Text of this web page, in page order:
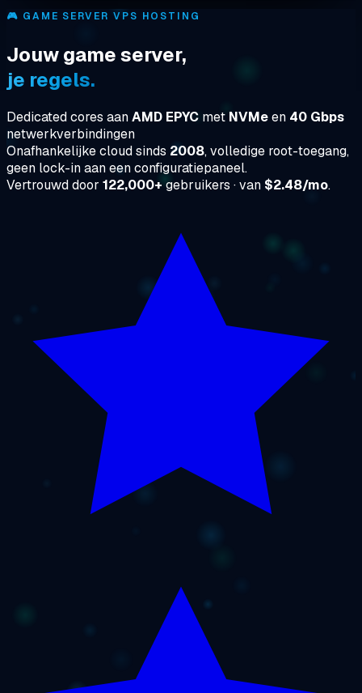
🎮 GAME SERVER VPS HOSTING
Jouw game server,
je regels.
Dedicated cores aanAMD EPYC met NVMeen 40 Gbps
netwerkverbindingen
Onafhankelijke cloud sinds 2008, volledige root-toegang,
geen lock-in aan een configuratiepaneel.
Vertrouwd door 122,000+gebruikers · van $2.48/mo.